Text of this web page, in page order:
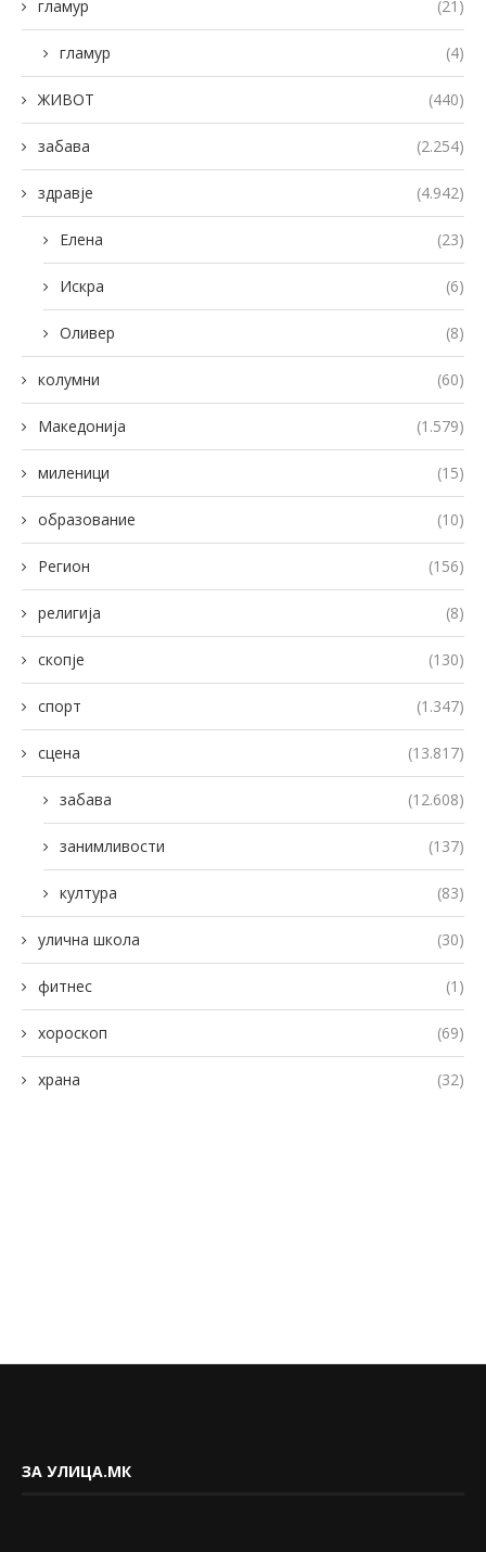
гламур (21)
гламур (4)
ЖИВОТ (440)
забава (2.254)
здравје (4.942)
Елена (23)
Искра (6)
Оливер (8)
колумни (60)
Македонија (1.579)
миленици (15)
образование (10)
Регион (156)
религија (8)
скопје (130)
спорт (1.347)
сцена (13.817)
забава (12.608)
занимливости (137)
култура (83)
улична школа (30)
фитнес (1)
хороскоп (69)
храна (32)
ЗА УЛИЦА.МК